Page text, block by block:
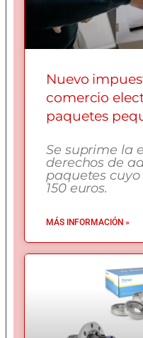
Nuevo
comercio
paquetes
Se suprime la
derechos de
paquetes
150 euros.
MÁS INFORMACIÓN »